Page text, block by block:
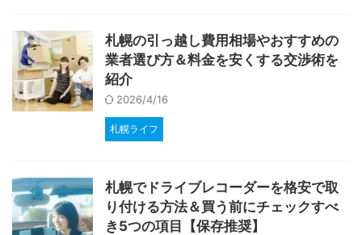
札幌の引っ越し費用相場やおすすめの
業者選び方＆料金を安くする交渉術を
紹介
2026/4/16
札幌ライフ
札幌でドライブレコーダーを格安で取
り付ける方法＆買う前にチェックすべ
き5つの項目【保存推奨】